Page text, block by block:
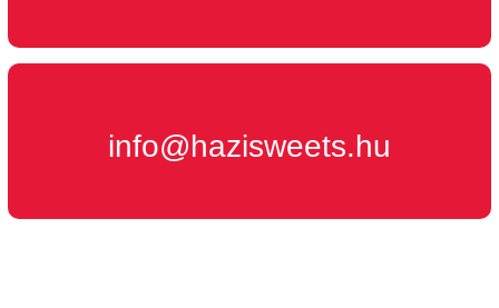
info@hazisweets.hu